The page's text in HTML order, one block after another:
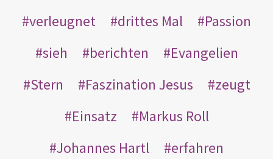
verleugnet
drittes Mal
Passion
sieh
berichten
Evangelien
Stern
Faszination Jesus
zeugt
Einsatz
Markus Roll
Johannes Hartl
erfahren